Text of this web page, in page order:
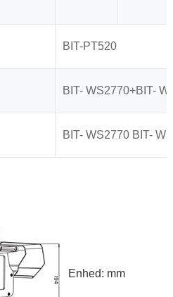
BIT-PT520
BIT- WS2770+BIT-
BIT- WS2770 BIT-
Enhed: mm